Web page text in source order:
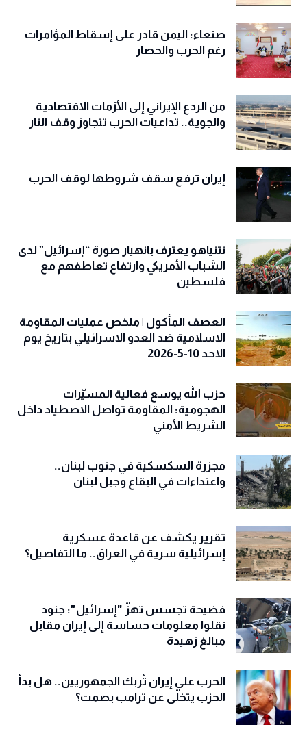
صنعاء: اليمن قادر على إسقاط المؤامرات
رغم الحرب والحصار
من الردع الإيراني إلى الأزمات الاقتصادية
والجوية.. تداعيات الحرب تتجاوز وقف النار
إيران ترفع سقف شروطها لوقف الحرب
نتنياهو يعترف بانهيار صورة “إسرائيل” لدى
الشباب الأمريكي وارتفاع تعاطفهم مع
فلسطين
العصف المأكول | ملخص عمليات المقاومة
الاسلامية ضد العدو الاسرائيلي بتاريخ يوم
الاحد 10-5-2026
حزب الله يوسع فعالية المسيّرات
الهجومية: المقاومة تواصل الاصطياد داخل
الشريط الأمني
مجزرة السكسكية في جنوب لبنان..
واعتداءات في البقاع وجبل لبنان
تقرير يكشف عن قاعدة عسكرية
إسرائيلية سرية في العراق.. ما التفاصيل؟
فضيحة تجسس تهزّ "إسرائيل": جنود
نقلوا معلومات حساسة إلى إيران مقابل
مبالغ زهيدة
الحرب على إيران تُربك الجمهوريين.. هل بدأ
الحزب يتخلّى عن ترامب بصمت؟